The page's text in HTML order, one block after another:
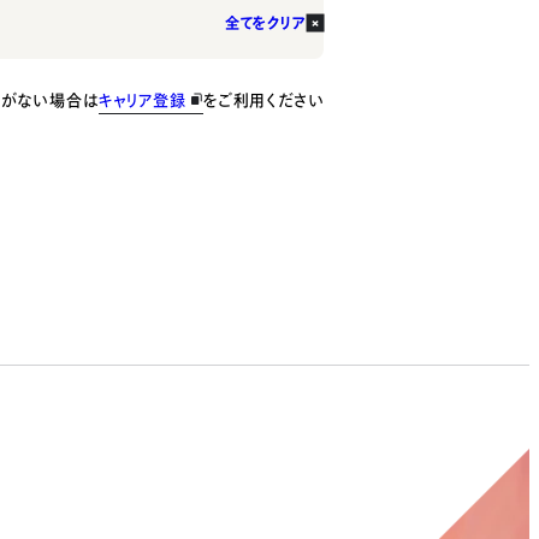
全てをクリア
ない場合はキャリア登録 をご利用ください